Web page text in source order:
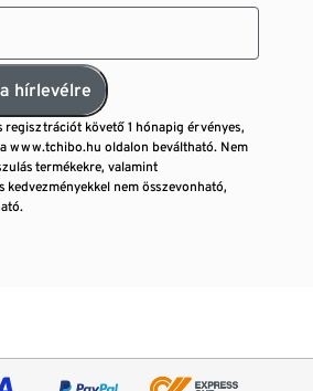
hírlevélre
regisztrációt követő 1 hónapig érvényes,
www.tchibo.hu oldalon beváltható. Nem
termékekre, valamint
kedvezményekkel nem összevonható,